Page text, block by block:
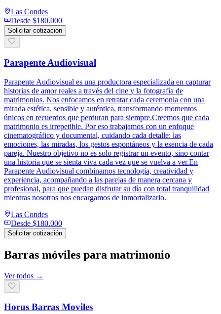
Las Condes
Desde $180.000
Solicitar cotización
Parapente Audiovisual
Parapente Audiovisual es una productora especializada en capturar
historias de amor reales a través del cine y la fotografía de
matrimonios. Nos enfocamos en retratar cada ceremonia con una
mirada estética, sensible y auténtica, transformando momentos
únicos en recuerdos que perduran para siempre.Creemos que cada
matrimonio es irrepetible. Por eso trabajamos con un enfoque
cinematográfico y documental, cuidando cada detalle: las
emociones, las miradas, los gestos espontáneos y la esencia de cada
pareja. Nuestro objetivo no es solo registrar un evento, sino contar
una historia que se sienta viva cada vez que se vuelva a ver.En
Parapente Audiovisual combinamos tecnología, creatividad y
experiencia, acompañando a las parejas de manera cercana y
profesional, para que puedan disfrutar su día con total tranquilidad
mientras nosotros nos encargamos de inmortalizarlo.
Las Condes
Desde $180.000
Solicitar cotización
Barras móviles para matrimonio
Ver todos →
Horus Barras Moviles